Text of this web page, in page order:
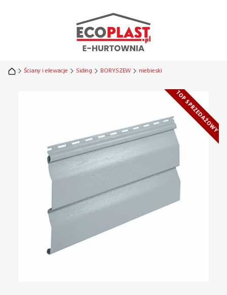
Ściany i elewacje Siding BORYSZEW niebieski
TOP SPRZEDAŻOWY